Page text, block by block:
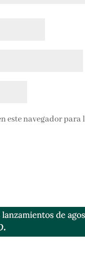
este navegador para